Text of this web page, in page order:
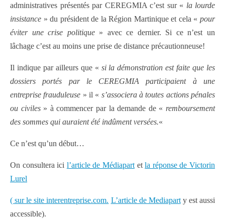
administratives présentés par CEREGMIA c’est sur « la lourde
insistance » du président de la Région Martinique et cela « pour
éviter une crise politique» avec ce dernier. Si ce n’est un
lâchage c’est au moins une prise de distance précautionneuse!
Il indique par ailleurs que « si la démonstration est faite que les
dossiers portés par le CEREGMIA participaient à une
entreprise frauduleuse » il « s’associera à toutes actions pénales
ou civiles» à commencer par la demande de « remboursement
des sommes qui auraient été indûment versées.«
Ce n’est qu’un début…
On consultera ici l’article de Médiapart etla réponse de Victorin
Lurel
( sur le site interentreprise.com. L’article de Mediaparty est aussi
accessible).